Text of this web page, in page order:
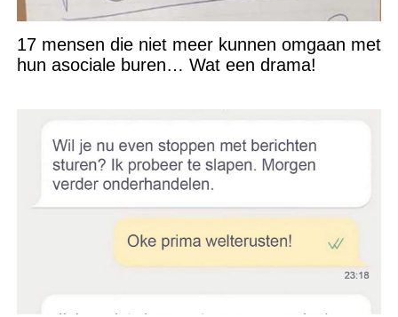
17 mensen die niet meer kunnen omgaan met
hun asociale buren… Wat een drama!